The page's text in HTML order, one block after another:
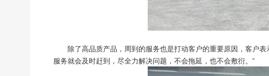
除了高品质产品，周到的服务也是打动客户的重要原因，客户
服务就会及时赶到，尽全力解决问题，不会拖延，也不会敷衍。”